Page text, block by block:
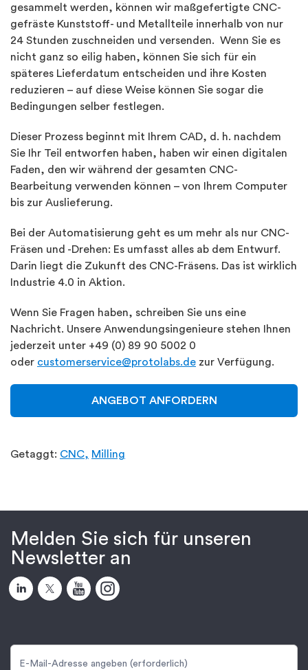
gesammelt werden, können wir maßgefertigte CNC-
gefräste Kunststoff- und Metallteile innerhalb von nur
24 Stunden zuschneiden und versenden. Wenn Sie es
nicht ganz so eilig haben, können Sie sich für ein
späteres Lieferdatum entscheiden und ihre Kosten
reduzieren – auf diese Weise können Sie sogar die
Bedingungen selber festlegen.
Dieser Prozess beginnt mit Ihrem CAD, d. h. nachdem
Sie Ihr Teil entworfen haben, haben wir einen digitalen
Faden, den wir während der gesamten CNC-
Bearbeitung verwenden können – von Ihrem Computer
bis zur Auslieferung.
Bei der Automatisierung geht es um mehr als nur CNC-
Fräsen und -Drehen: Es umfasst alles ab dem Entwurf.
Darin liegt die Zukunft des CNC-Fräsens. Das ist wirklich
Industrie 4.0 in Aktion.
Wenn Sie Fragen haben, schreiben Sie uns eine
Nachricht. Unsere Anwendungsingenieure stehen Ihnen
jederzeit unter +49 (0) 89 90 5002 0
oder customerservice@protolabs.de zur Verfügung.
ANGEBOT ANFORDERN
Getaggt: CNC, Milling
Melden Sie sich für unseren
Newsletter an